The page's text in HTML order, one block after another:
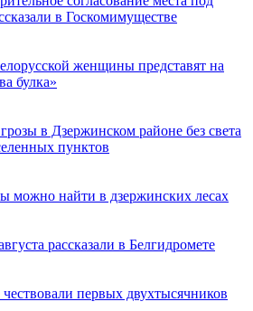
в Госкомимуществе
женщины представят на
булка»
в Дзержинском районе без света
пунктов
можно найти в дзержинских лесах
рассказали в Белгидромете
первых двухтысячников